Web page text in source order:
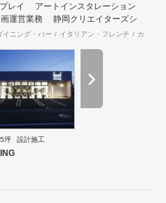
レイ アートインスタレーション
画運営業務 静岡クリエイターズシ
］の企画・運営 ※自身の
。
イニング・バー イタリアン・フレンチ カフェ
坪 設計施工